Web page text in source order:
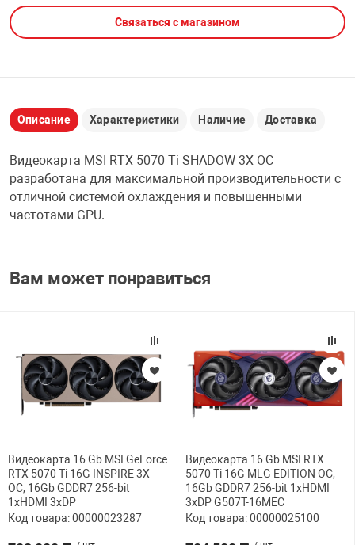
PCI АДАПТЕРЫ
USB
НАБОР ДЛЯ
CD-DVD ДИСКИ
ЛЕНТА ДЛЯ
ДОМА
ТЕХНИКА
Связаться с магазином
Описание Характеристики Наличие Доставка
Видеокарта MSI RTX 5070 Ti SHADOW 3X OC
разработана для максимальной производительности с
отличной системой охлаждения и повышенными
частотами GPU.
Вам может понравиться
Видеокарта 16 Gb MSI GeForce
RTX 5070 Ti 16G INSPIRE 3X
OC, 16Gb GDDR7 256-bit
1xHDMI 3xDP
Код товара: 00000023287
Видеокарта 16 Gb MSI RTX
5070 Ti 16G MLG EDITION OC,
16Gb GDDR7 256-bit 1xHDMI
3xDP G507T-16MEC
Код товара: 00000025100